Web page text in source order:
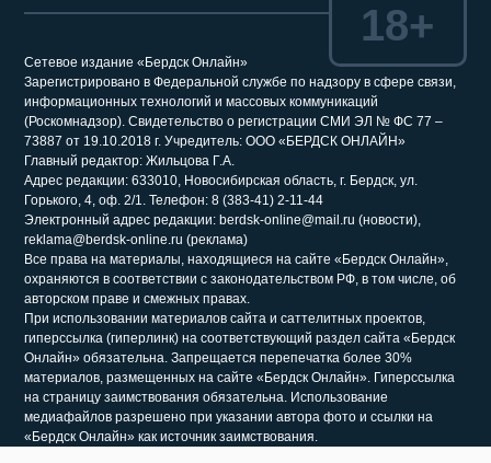
Сетевое издание «Бердск Онлайн»
Зарегистрировано в Федеральной службе по надзору в сфере связи,
информационных технологий и массовых коммуникаций
(Роскомнадзор). Свидетельство о регистрации СМИ ЭЛ № ФС 77 –
73887 от 19.10.2018 г. Учредитель: ООО «БЕРДСК ОНЛАЙН»
Главный редактор: Жильцова Г.А.
Адрес редакции: 633010, Новосибирская область, г. Бердск, ул.
Горького, 4, оф. 2/1. Телефон: 8 (383-41) 2-11-44
Электронный адрес редакции: berdsk-online@mail.ru (новости),
reklama@berdsk-online.ru (реклама)
Все права на материалы, находящиеся на сайте «Бердск Онлайн»,
охраняются в соответствии с законодательством РФ, в том числе, об
авторском праве и смежных правах.
При использовании материалов сайта и саттелитных проектов,
гиперссылка (гиперлинк) на соответствующий раздел сайта «Бердск
Онлайн» обязательна. Запрещается перепечатка более 30%
материалов, размещенных на сайте «Бердск Онлайн». Гиперссылка
на страницу заимствования обязательна. Использование
медиафайлов разрешено при указании автора фото и ссылки на
«Бердск Онлайн» как источник заимствования.
18+